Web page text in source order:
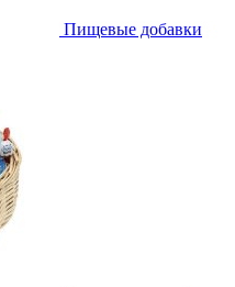
Пищевые добавки